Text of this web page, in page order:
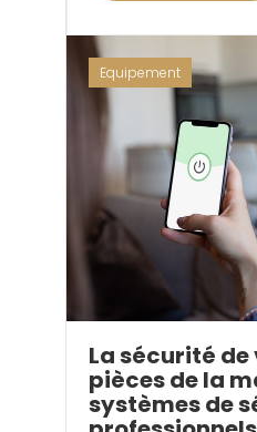
Equipement
La sécurité de
pièces de la
systèmes de